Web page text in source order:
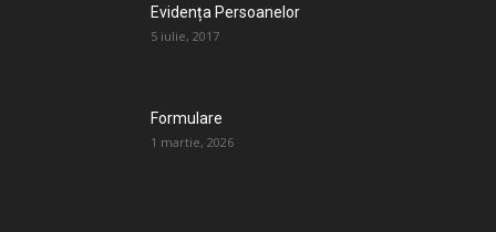
Evidența Persoanelor
5 iulie, 2017
Formulare
1 martie, 2026